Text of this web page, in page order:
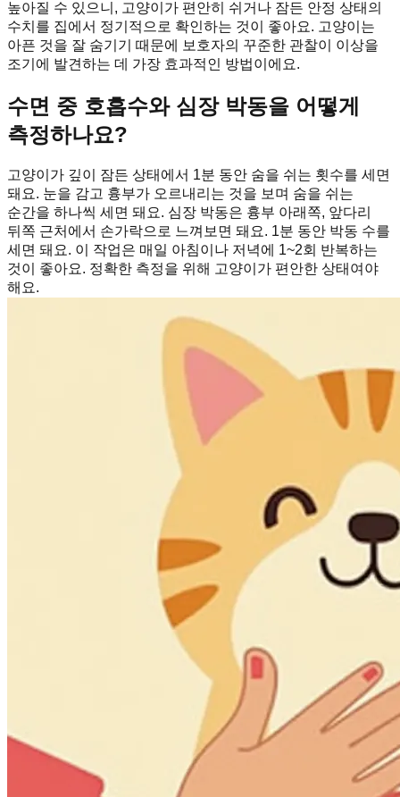
높아질 수 있으니, 고양이가 편안히 쉬거나 잠든 안정 상태의
수치를 집에서 정기적으로 확인하는 것이 좋아요. 고양이는
아픈 것을 잘 숨기기 때문에 보호자의 꾸준한 관찰이 이상을
조기에 발견하는 데 가장 효과적인 방법이에요.
수면 중 호흡수와 심장 박동을 어떻게
측정하나요?
고양이가 깊이 잠든 상태에서 1분 동안 숨을 쉬는 횟수를 세면
돼요. 눈을 감고 흉부가 오르내리는 것을 보며 숨을 쉬는
순간을 하나씩 세면 돼요. 심장 박동은 흉부 아래쪽, 앞다리
뒤쪽 근처에서 손가락으로 느껴보면 돼요. 1분 동안 박동 수를
세면 돼요. 이 작업은 매일 아침이나 저녁에 1~2회 반복하는
것이 좋아요. 정확한 측정을 위해 고양이가 편안한 상태여야
해요.